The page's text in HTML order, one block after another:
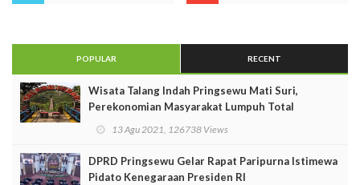
POPULAR RECENT
Wisata Talang Indah Pringsewu Mati Suri,
Perekonomian Masyarakat Lumpuh Total
13 Agu 2021, 126738 Views
DPRD Pringsewu Gelar Rapat Paripurna Istimewa
Pidato Kenegaraan Presiden RI